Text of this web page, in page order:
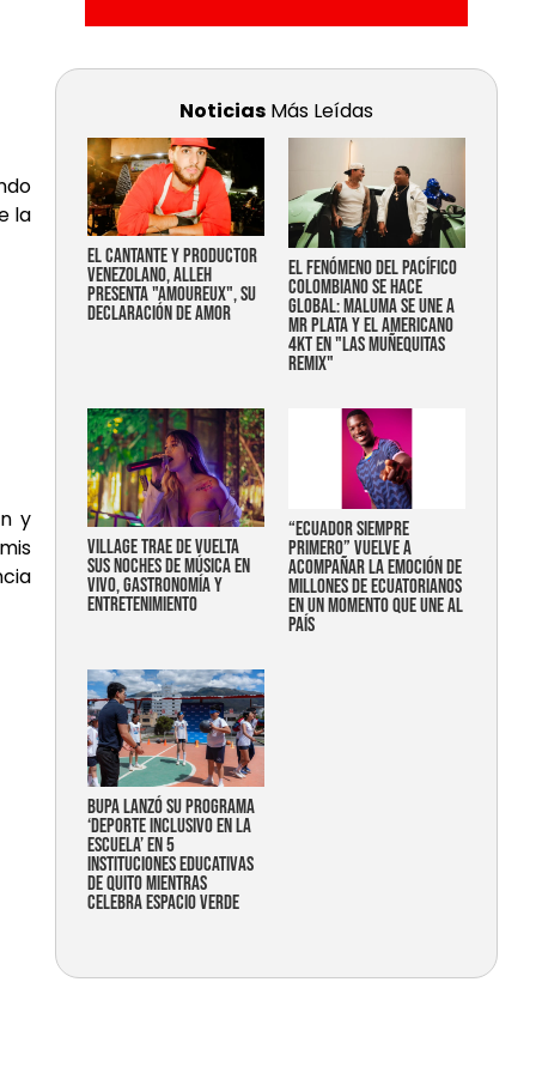
la
y
Noticias Más Leídas
EL CANTANTE Y PRODUCTOR
VENEZOLANO, ALLEH
PRESENTA "AMOUREUX", SU
DECLARACIÓN DE AMOR
EL FENÓMENO DEL PACÍFICO
COLOMBIANO SE HACE
GLOBAL: MALUMA SE UNE A
MR PLATA Y EL AMERICANO
4KT EN "LAS MUÑEQUITAS
REMIX"
Village trae de vuelta
sus noches de música en
vivo, gastronomía y
entretenimiento
“Ecuador siempre
primero” vuelve a
acompañar la emoción de
millones de ecuatorianos
en un momento que une al
país
Bupa lanzó su programa
‘Deporte Inclusivo en la
Escuela’ en 5
instituciones educativas
de Quito mientras
celebra espacio verde